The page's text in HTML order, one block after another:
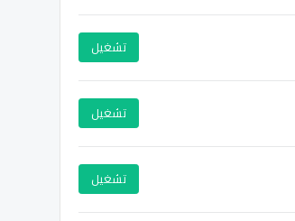
تشغيل
تشغيل
تشغيل